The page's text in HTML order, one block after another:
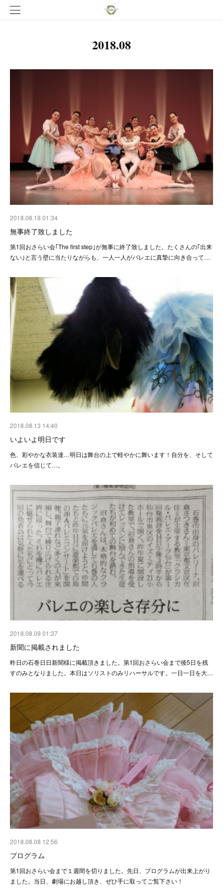
2018.08
2018.08.18 01:34
無事終了致しました
第1回おさらい会｢The first step｣が無事に終了致しました。たくさんの｢出来
ない｣と言う壁に当たりながらも、一人一人がバレエに真摯に向き合って…
2018.08.13 14:40
いよいよ明日です
色、彩やかな衣装達…明日は舞台の上で軽やかに舞います！自分を、そして
バレエを信じて…。
2018.08.09 01:37
新聞に掲載されました
昨日の石巻日日新聞様に掲載頂きました。第1回おさらい会まで後5日を残
すのみとなりました。本日はソリストのみリハーサルです。一日一日を大…
2018.08.08 12:56
プログラム
第1回おさらい会まで１週間を切りました。先日、プログラムが出来上がり
ました。当日、劇場にお越し頂き、ぜひ手に取ってご覧下さい！